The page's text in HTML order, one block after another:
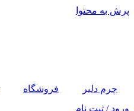
پرش به محتوا
چرم دلیر فروشگاه
ورود / ثبت نام